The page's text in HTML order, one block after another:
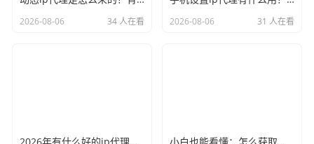
2026-08-06 34 人在看 2026-08-06 31 人在看